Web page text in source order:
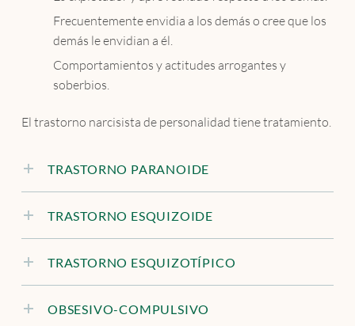
Frecuentemente envidia a los demás o cree que los
demás le envidian a él.
Comportamientos y actitudes arrogantes y
soberbios.
El trastorno narcisista de personalidad tiene tratamiento.
TRASTORNO PARANOIDE
TRASTORNO ESQUIZOIDE
TRASTORNO ESQUIZOTÍPICO
OBSESIVO-COMPULSIVO